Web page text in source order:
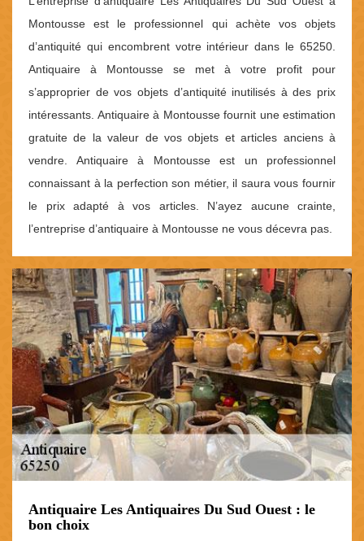
Montousse est le professionnel qui achète vos objets
d’antiquité qui encombrent votre intérieur dans le 65250.
Antiquaire à Montousse se met à votre profit pour
s’approprier de vos objets d’antiquité inutilisés à des prix
intéressants. Antiquaire à Montousse fournit une estimation
gratuite de la valeur de vos objets et articles anciens à
vendre. Antiquaire à Montousse est un professionnel
connaissant à la perfection son métier, il saura vous fournir
le prix adapté à vos articles. N’ayez aucune crainte,
l’entreprise d’antiquaire à Montousse ne vous décevra pas.
Antiquaire Les Antiquaires Du Sud Ouest : le
bon choix